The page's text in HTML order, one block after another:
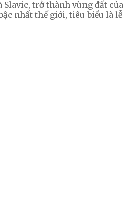
Slavic, trở thành vùng đất của
nhất thế giới, tiêu biểu là lễ